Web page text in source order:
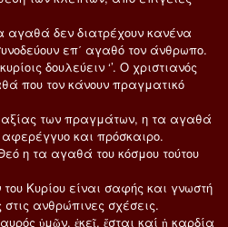
δεν διατρέχουν κανένα
επ΄ αγαθό τον άνθρωπο.
δουλεύειν ‘’. Ο χριστιανός
που τον κάνουν πραγματικό
των πραγμάτων, η τα αγαθά
αφερέγγυο και πρόσκαιρο.
η τα αγαθά του κόσμου τούτου
Κυρίου είναι σαφής και γνωστή
ανθρώπινες σχέσεις.
ὑμῶν, ἐκεῖ, ἔσται καί ἡ καρδία